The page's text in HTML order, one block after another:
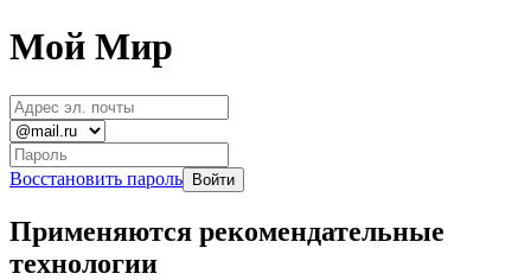
Мой Мир
Восстановить пароль
Применяются рекомендательные
технологии